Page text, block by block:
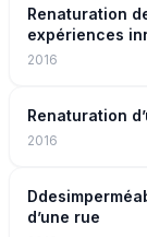
Renaturation
expériences
2016
Renaturation
2016
d’une rue